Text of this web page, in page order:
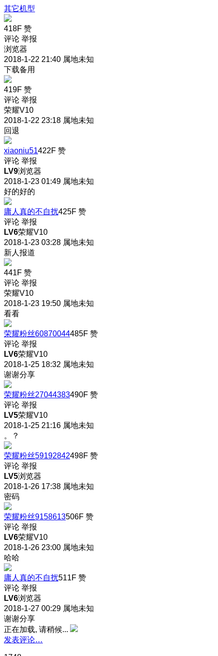
其它机型
418F 赞
评论 举报
浏览器
2018-1-22 21:40 属地未知
下载备用
419F 赞
评论 举报
荣耀V10
2018-1-22 23:18 属地未知
回退
xiaoniu51422F 赞
评论 举报
LV9浏览器
2018-1-23 01:49 属地未知
好的好的
庸人真的不自扰425F 赞
评论 举报
LV6荣耀V10
2018-1-23 03:28 属地未知
新人报道
441F 赞
评论 举报
荣耀V10
2018-1-23 19:50 属地未知
看看
荣耀粉丝60870044485F 赞
评论 举报
LV6荣耀V10
2018-1-25 18:32 属地未知
谢谢分享
荣耀粉丝27044383490F 赞
评论 举报
LV5荣耀V10
2018-1-25 21:16 属地未知
。？
荣耀粉丝59192842498F 赞
评论 举报
LV5浏览器
2018-1-26 17:38 属地未知
密码
荣耀粉丝9158613506F 赞
评论 举报
LV6荣耀V10
2018-1-26 23:00 属地未知
哈哈
庸人真的不自扰511F 赞
评论 举报
LV6浏览器
2018-1-27 00:29 属地未知
谢谢分享
正在加载, 请稍候...
发表评论…